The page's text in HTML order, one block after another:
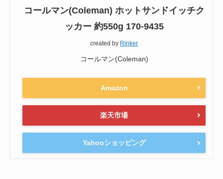
コールマン(Coleman) ホットサンドイッチク
ッカー 約550g 170-9435
created by Rinker
コールマン(Coleman)
Amazon
楽天市場
Yahooショッピング